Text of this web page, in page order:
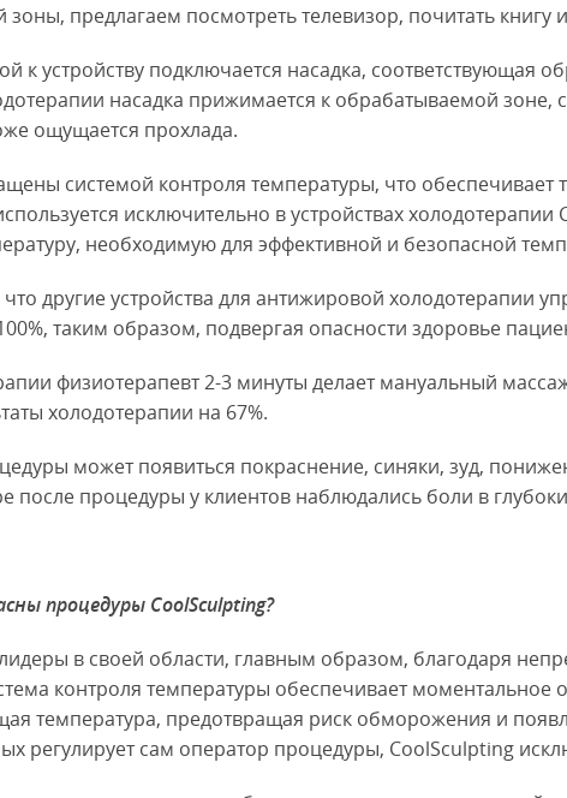
предлагаем посмотреть телевизор, почитать книгу
к устройству подключается насадка,
насадка прижимается к обрабатываемой
ощущается прохлада.
системой контроля температуры, что
исключительно в устройствах
необходимую для эффективной и безопасной
другие устройства для антижировой холодотерапии
таким образом, подвергая опасности здоровье
физиотерапевт 2-3 минуты делает мануальный
холодотерапии на 67%.
может появиться покраснение, синяки, зуд,
после процедуры у клиентов наблюдались боли в
процедуры CoolSculpting?
в своей области, главным образом, благодаря
контроля температуры обеспечивает
температура, предотвращая риск обморожения и
регулирует сам оператор процедуры, CoolSculpting